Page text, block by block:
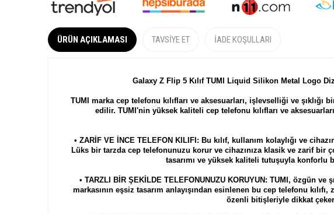
ÜRÜN AÇIKLAMASI TAVSIYE ET İADE KOŞULLARI
Galaxy Z Flip 5 Kılıf TUMI Liquid Silikon Metal Logo
TUMI marka cep telefonu kılıfları ve aksesuarları, işlevselliği ve şıklığı
edilir. TUMI'nin yüksek kaliteli cep telefonu kılıfları ve
• ZARİF VE İNCE TELEFON KILIFI: Bu kılıf, kullanım kolaylığı ve
Lüks bir tarzda cep telefonunuzu korur ve cihazınıza klasik ve zarif bir
tasarımı ve yüksek kaliteli tutuşuyla konforlu
• TARZLI BİR ŞEKİLDE TELEFONUNUZU KORUYUN: TUMI, özgün ve
markasının eşsiz tasarım anlayışından esinlenen bu cep telefonu kılıfı,
özenli bitişleriyle dikkat